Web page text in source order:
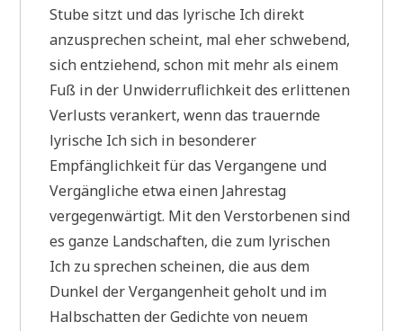
Stube sitzt und das lyrische Ich direkt
anzusprechen scheint, mal eher schwebend,
sich entziehend, schon mit mehr als einem
Fuß in der Unwiderruflichkeit des erlittenen
Verlusts verankert, wenn das trauernde
lyrische Ich sich in besonderer
Empfänglichkeit für das Vergangene und
Vergängliche etwa einen Jahrestag
vergegenwärtigt. Mit den Verstorbenen sind
es ganze Landschaften, die zum lyrischen
Ich zu sprechen scheinen, die aus dem
Dunkel der Vergangenheit geholt und im
Halbschatten der Gedichte von neuem